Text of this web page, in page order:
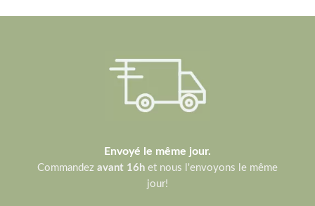
Envoyé le même jour.
Commandez avant 16h et nous l'envoyons le même
jour!